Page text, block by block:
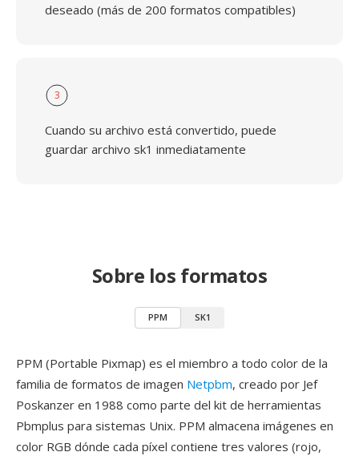
deseado (más de 200 formatos compatibles)
3
Cuando su archivo está convertido, puede
guardar archivo sk1 inmediatamente
Sobre los formatos
PPM SK1
PPM (Portable Pixmap) es el miembro a todo color de la
familia de formatos de imagen Netpbm, creado por Jef
Poskanzer en 1988 como parte del kit de herramientas
Pbmplus para sistemas Unix. PPM almacena imágenes en
color RGB dónde cada píxel contiene tres valores (rojo,